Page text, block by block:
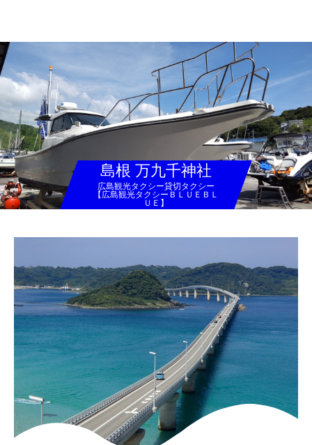
島根 万九千神社
広島観光タクシー貸切タクシー
【広島観光タクシーＢＬＵＥＢＬ
ＵＥ】